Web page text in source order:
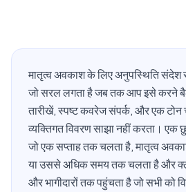
मातृत्व अवकाश के लिए अनुपस्थिति संदेश
जो सरल लगता है जब तक आप इसे करने
तारीखें, स्पष्ट कवरेज संपर्क, और एक टोन
व्यक्तिगत विवरण साझा नहीं करता। एक
जो एक सप्ताह तक चलता है, मातृत्व
या उससे अधिक समय तक चलता है और
और भागीदारों तक पहुंचता है जो सभी को